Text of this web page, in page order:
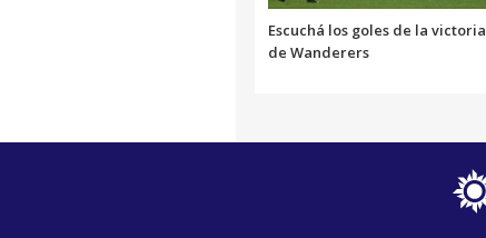
Escuchá los goles de la victoria
de Wanderers